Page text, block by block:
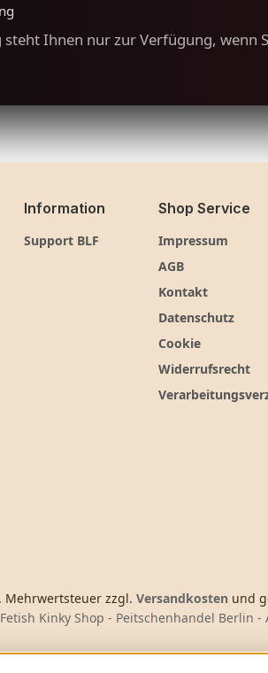
Ihnen nur zur Verfügung, wenn
Information
Support BLF
Shop Service
Impressum
AGB
Kontakt
Datenschutz
Cookie
Widerrufsrecht
Mehrwertsteuer zzgl. Versandkosten und
Kinky Shop - Peitschenhandel Berlin